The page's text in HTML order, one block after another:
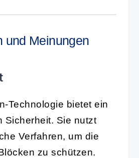
und Meinungen
Technologie bietet ein
Sicherheit. Sie nutzt
Verfahren, um die
zu schützen.